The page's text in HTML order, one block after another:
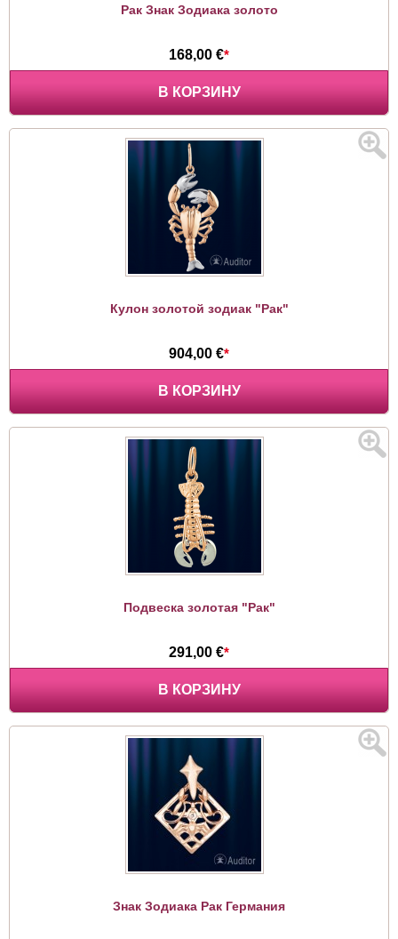
Рак Знак Зодиака золото
168,00 €*
В КОРЗИНУ
Кулон золотой зодиак "Рак"
904,00 €*
В КОРЗИНУ
Подвеска золотая "Рак"
291,00 €*
В КОРЗИНУ
Знак Зодиака Рак Германия